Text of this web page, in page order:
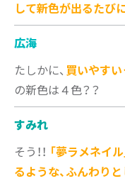
して新色が出るたび
広海
たしかに、 買いやす
の新色は４色？？
すみれ
そう！！ 「夢ラメネイル
るような、ふんわり